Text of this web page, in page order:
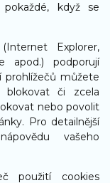
když se
Explorer,
apod.) podporují
prohlížečů můžete
blokovat či zcela
nebo povolit
Pro detailnější
vašeho
použití cookies